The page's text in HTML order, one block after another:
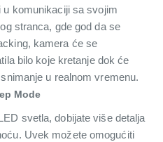
​​u komunikaciji sa svojim
stranca, gde god da se
kamera će se
bilo koje kretanje dok će
u realnom vremenu.
Mode
svetla, dobijate više detalja
Uvek možete omogućiti